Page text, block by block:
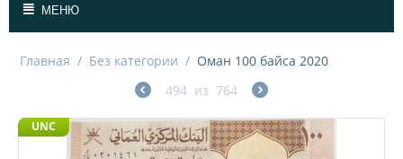
МЕНЮ
Главная / Без категории / Оман 100 байса 2020
494 из 764
UNC